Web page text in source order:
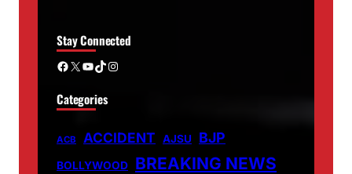
Stay Connected
Facebook X YouTube TikTok Instagram
Categories
ACB ACCIDENT AJSU BJP
BOLLYWOOD BREAKING NEWS